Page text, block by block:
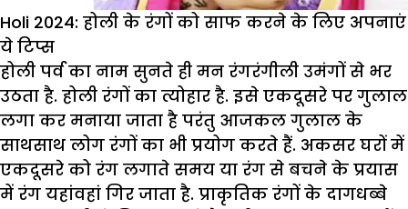
Holi 2024: होली के रंगों को साफ करने के लिए अपनाएं
ये टिप्स
होली पर्व का नाम सुनते ही मन रंगरंगीली उमंगों से भर
उठता है. होली रंगों का त्योहार है. इसे एकदूसरे पर गुलाल
लगा कर मनाया जाता है परंतु आजकल गुलाल के
साथसाथ लोग रंगों का भी प्रयोग करते हैं. अकसर घरों में
एकदूसरे को रंग लगाते समय या रंग से बचने के प्रयास
में रंग यहांवहां गिर जाता है. प्राकृतिक रंगों के दागधब्बे